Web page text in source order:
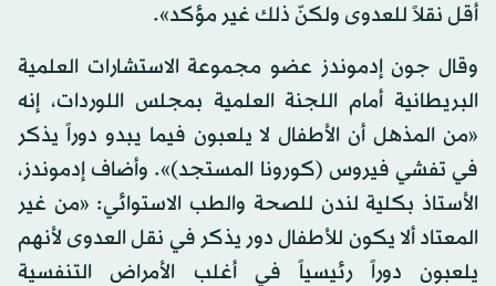
أقل نقلاً للعدوى ولكنّ ذلك غير مؤكد».
وقال جون إدموندز عضو مجموعة الاستشارات العلمية
البريطانية أمام اللجنة العلمية بمجلس اللوردات، إنه
«من المذهل أن الأطفال لا يلعبون فيما يبدو دوراً يذكر
في تفشي فيروس (كورونا المستجد)». وأضاف إدموندز،
الأستاذ بكلية لندن للصحة والطب الاستوائي: «من غير
المعتاد ألا يكون للأطفال دور يذكر في نقل العدوى لأنهم
يلعبون دوراً رئيسياً في أغلب الأمراض التنفسية